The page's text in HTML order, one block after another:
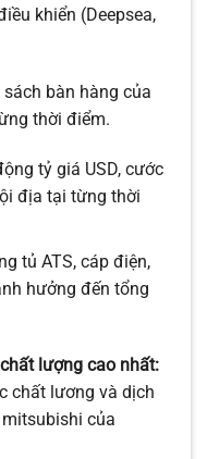
khiển (Deepsea,
bàn hàng của
thời điểm.
tỷ giá USD, cước
địa tại từng thời
tủ ATS, cáp điện,
hưởng đến tổng
lượng cao nhất:
chất lương và dịch
của